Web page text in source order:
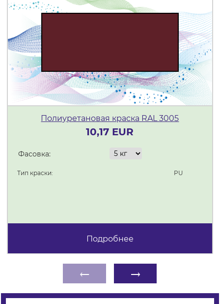
Полиуретановая краска RAL 3005
10,17 EUR
Фасовка:
Тип краски: PU
Подробнее
← →